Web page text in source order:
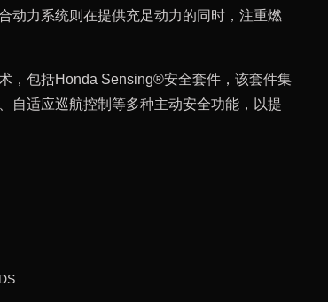
动力系统则在提供充足动力的同时，注重燃
，包括Honda Sensing®安全套件，该套件集
自适应巡航控制等多种主动安全功能，以提